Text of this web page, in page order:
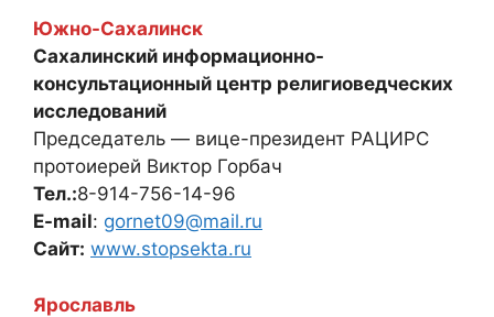
Южно-Сахалинск
Сахалинский информационно-
консультационный центр религиоведческих
исследований
Председатель — вице-президент РАЦИРС
протоиерей Виктор Горбач
Тел.:8-914-756-14-96
E-mail: gornet09@mail.ru
Сайт: www.stopsekta.ru
Ярославль